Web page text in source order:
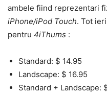
ambele fiind reprezentari
iPhone/iPod Touch. Tot
pentru 4iThums :
Standard: $ 14.95
Landscape: $ 16.95
Standard + Landscape: